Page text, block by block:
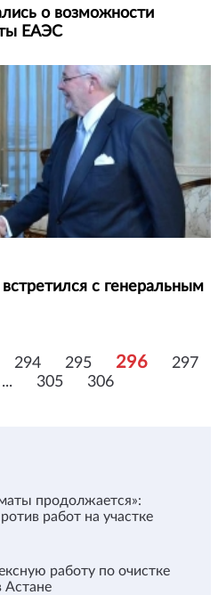
о возможности
ЕАЭС
с генеральным
294 295 296
297
... 305 306
продолжается»:
работ на участке
работу по очистке
Астане